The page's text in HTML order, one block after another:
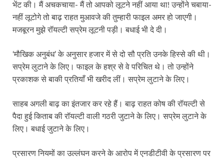
भेंट की। मैं अचकचाया- मैं तो आपको लूटने नहीं आया था! उन्होंने चबाया-
नहीं लूटोगे तो बाढ़ राहत मुआवजे की तुम्हारी फाइल अमर हो जाएगी।
मजबूरन मुझे रॉयल्टी सप्रेम लूटनी पड़ी। बधाई भी दे दी।
‘मौखिक अनुबंध’ के अनुसार हजार में से दो सौ प्रति उनके हिस्से की थी।
सप्रेम लुटाने के लिए। फाइल के हश्र से वे परिचित थे। तो उन्होंने
प्रकाशक से बाकी प्रतियाँ भी खरीद लीं। सप्रेम लुटाने के लिए।
साहब अगली बाढ़ का इंतजार कर रहे हैं। बाढ़ राहत कोष की रॉयल्टी से
पैदा हुई किताब की रॉयल्टी वाली गठरी जुटाने के लिए। सप्रेम लुटाने के
लिए। बधाई जुटाने के लिए।
प्रसारण नियमों का उल्लंघन करने के आरोप में एनडीटीवी के प्रसारण पर